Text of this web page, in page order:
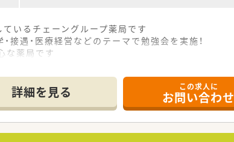
いるチェーングループ薬局です
接遇・医療経営などのテーマで勉強会を実施！
な薬局です
す。
ただいた採用をされております
な方で薬局の雰囲気も良く働きやすい環境です。
詳細を見る この求人に
お問い合わせ